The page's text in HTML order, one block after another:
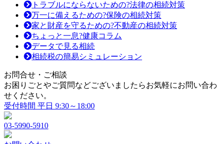
トラブルにならないための?法律の相続対策
万一に備えるための?保険の相続対策
家と財産を守るための?不動産の相続対策
ちょっと一息?健康コラム
データで見る相続
相続税の簡易シミュレーション
お問合せ・ご相談
お困りごとやご質問などございましたらお気軽にお問い合わ
せください。
受付時間 平日 9:30～18:00
03-5990-5910